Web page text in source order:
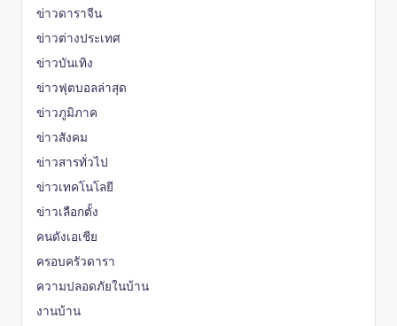
ข่าวดาราจีน
ข่าวต่างประเทศ
ข่าวบันเทิง
ข่าวฟุตบอลล่าสุด
ข่าวภูมิภาค
ข่าวสังคม
ข่าวสารทั่วไป
ข่าวเทคโนโลยี
ข่าวเลือกตั้ง
คนดังเอเชีย
ครอบครัวดารา
ความปลอดภัยในบ้าน
งานบ้าน